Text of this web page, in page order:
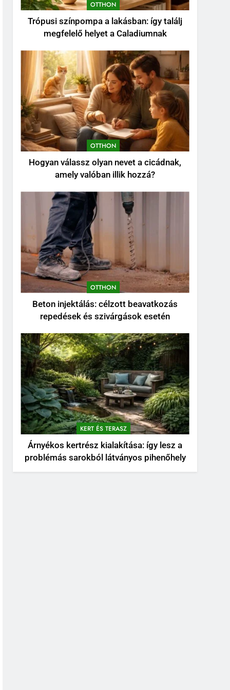
Hatásmechanizmus,
koncentrációk és
felhasználási tippek
OTTHON
Kevés gondozást igénylő
kert: így tervezz látványos,
mégis könnyen
fenntartható udvart
KERT ÉS TERASZ
8
Szorbitol: Hatások,
Előnyök és Esetleges
Mellékhatások
OTTHON
OTTHON
Trópusi színpompa a lakásban: így találj
megfelelő helyet a Caladiumnak
OTTHON
Hogyan válassz olyan nevet a cicádnak,
amely valóban illik hozzá?
OTTHON
Beton injektálás: célzott beavatkozás
repedések és szivárgások esetén
KERT ÉS TERASZ
Árnyékos kertrész kialakítása: így lesz a
problémás sarokból látványos pihenőhely